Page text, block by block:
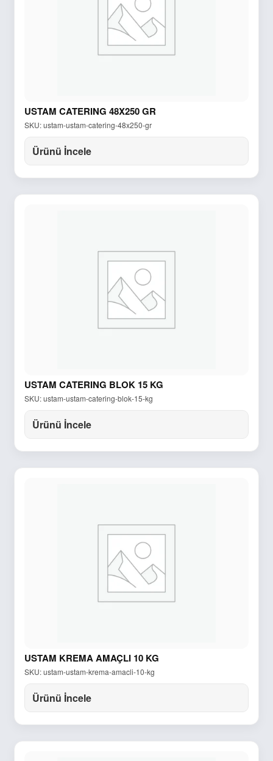
USTAM CATERING 48X250 GR
SKU: ustam-ustam-catering-48x250-gr
Ürünü İncele
USTAM CATERING BLOK 15 KG
SKU: ustam-ustam-catering-blok-15-kg
Ürünü İncele
USTAM KREMA AMAÇLI 10 KG
SKU: ustam-ustam-krema-amacli-10-kg
Ürünü İncele